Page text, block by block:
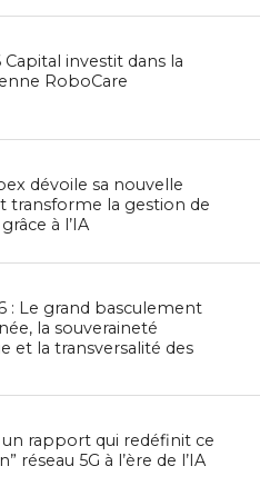
Capital investit dans la
RoboCare
dévoile sa nouvelle
transforme la gestion de
à l’IA
: Le grand basculement
la souveraineté
et la transversalité des
rapport qui redéfinit ce
réseau 5G à l’ère de l’IA